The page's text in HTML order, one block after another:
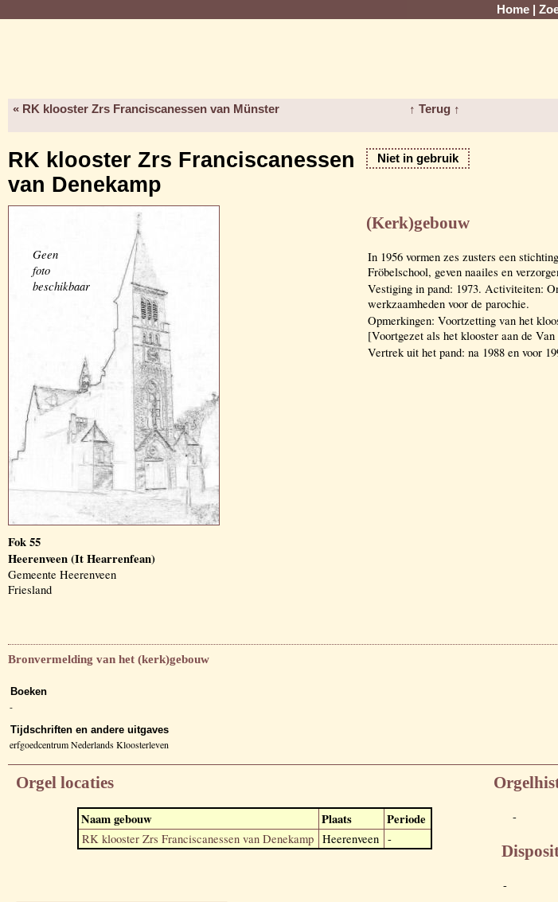
Home
« RK klooster Zrs Franciscanessen van Münster ↑ Terug ↑
RK klooster Zrs Franciscanessen
van Denekamp
Niet in gebruik
Geen
foto
beschikbaar
Fok 55
Heerenveen (It Hearrenfean)
Gemeente Heerenveen
Friesland
(Kerk)gebouw
In 1956 vormen zes zusters een
Fröbelschool, geven naailes en
Vestiging in pand: 1973. Activiteiten:
werkzaamheden voor de parochie.
Opmerkingen: Voortzetting van het
[Voortgezet als het klooster aan de
Vertrek uit het pand: na 1988 en voor
Bronvermelding van het (kerk)gebouw
Boeken
-
Tijdschriften en andere uitgaves
erfgoedcentrum Nederlands Kloosterleven
Orgel locaties
Naam gebouw Plaats Periode
RK klooster Zrs Franciscanessen van Denekamp Heerenveen -
-
-